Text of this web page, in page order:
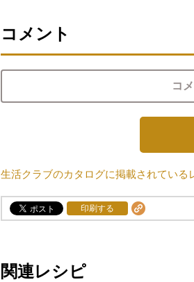
コメント
コ
生活クラブのカタログに掲載されている
印刷する
関連レシピ